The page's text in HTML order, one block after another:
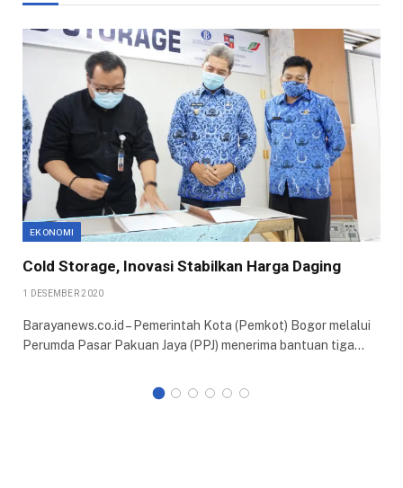
EKONOMI
Cold Storage, Inovasi Stabilkan Harga Daging
1 DESEMBER 2020
Barayanews.co.id – Pemerintah Kota (Pemkot) Bogor melalui
Perumda Pasar Pakuan Jaya (PPJ) menerima bantuan tiga…